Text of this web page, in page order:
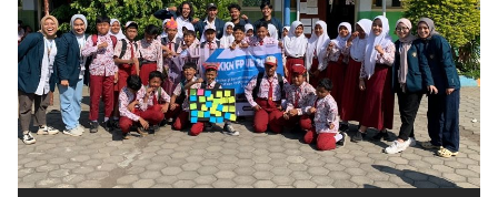
Insight
NTB
Suara
Time
Lens
IDN
Daily
Jogja
Jalan
Rakyat
Idealita
News
Kita
Notice
Dinamikapost.com
Radar
Baru
Seedbacklink
Follow
Kabarbaru